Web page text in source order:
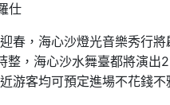
仕
春，海心沙燈光音樂秀行
整，海心沙水舞臺都將演
游客均可預定進場不花錢不